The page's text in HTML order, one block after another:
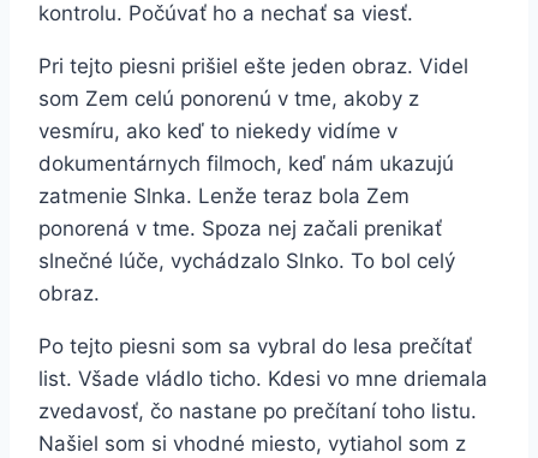
kontrolu. Počúvať ho a nechať sa viesť.
Pri tejto piesni prišiel ešte jeden obraz. Videl
som Zem celú ponorenú v tme, akoby z
vesmíru, ako keď to niekedy vidíme v
dokumentárnych filmoch, keď nám ukazujú
zatmenie Slnka. Lenže teraz bola Zem
ponorená v tme. Spoza nej začali prenikať
slnečné lúče, vychádzalo Slnko. To bol celý
obraz.
Po tejto piesni som sa vybral do lesa prečítať
list. Všade vládlo ticho. Kdesi vo mne driemala
zvedavosť, čo nastane po prečítaní toho listu.
Našiel som si vhodné miesto, vytiahol som z